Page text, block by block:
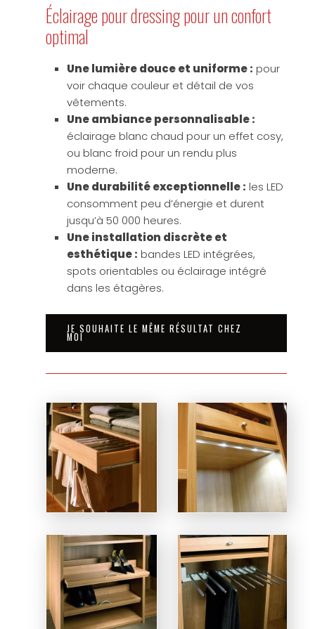
Éclairage pour dressing pour un confort
optimal
Une lumière douce et uniforme : pour
voir chaque couleur et détail de vos
vêtements.
Une ambiance personnalisable :
éclairage blanc chaud pour un effet cosy,
ou blanc froid pour un rendu plus
moderne.
Une durabilité exceptionnelle : les LED
consomment peu d’énergie et durent
jusqu’à 50 000 heures.
Une installation discrète et
esthétique : bandes LED intégrées,
spots orientables ou éclairage intégré
dans les étagères.
JE SOUHAITE LE MÊME RÉSULTAT CHEZ
MOI